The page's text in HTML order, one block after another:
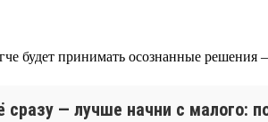
будет принимать осознанные решения
сразу — лучше начни с малого: